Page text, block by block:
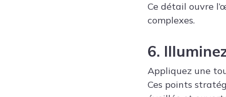
Ce détail ouvre
complexes.
6.
Appliquez une
Ces points